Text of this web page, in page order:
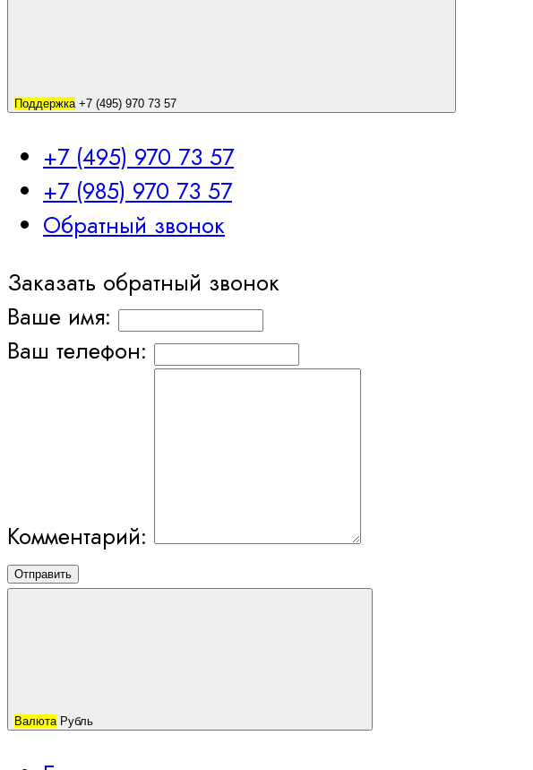
Поддержка+7 (495) 970 73 57
+7 (495) 970 73 57
+7 (985) 970 73 57
Обратный звонок
Заказать обратный звонок
Ваше имя:
Ваш телефон:
Комментарий:
Отправить
Валюта Рубль